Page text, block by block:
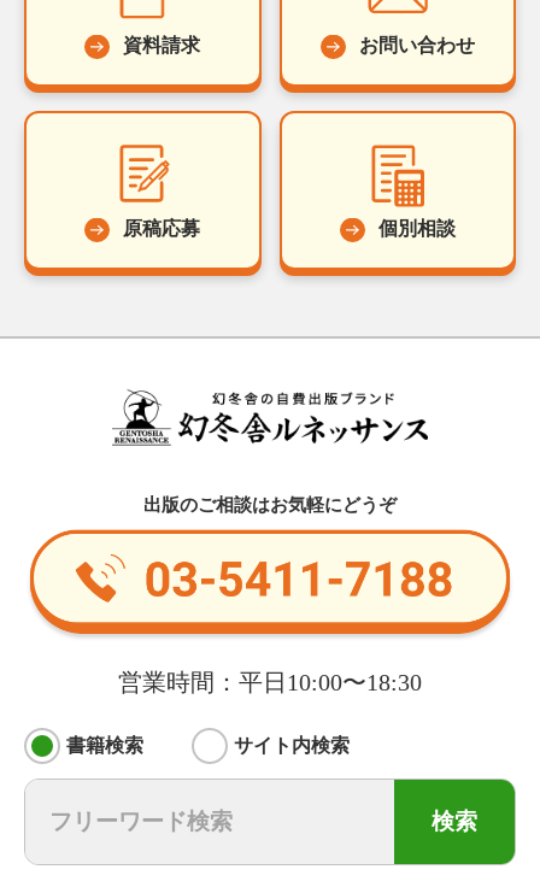
資料請求 お問い合わせ
原稿応募 個別相談
出版のご相談はお気軽にどうぞ
営業時間：平日10:00〜18:30
書籍検索 サイト内検索
検索